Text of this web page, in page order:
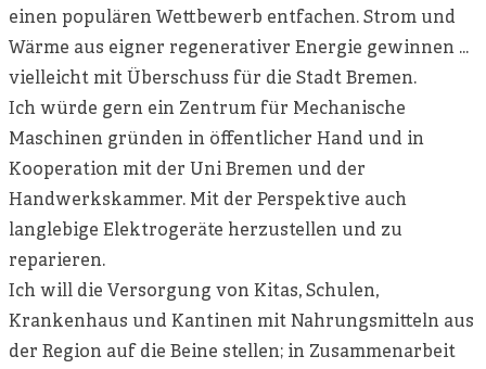
einen populären Wettbewerb entfachen. Strom und
Wärme aus eigner regenerativer Energie gewinnen …
vielleicht mit Überschuss für die Stadt Bremen.
Ich würde gern ein Zentrum für Mechanische
Maschinen gründen in öffentlicher Hand und in
Kooperation mit der Uni Bremen und der
Handwerkskammer. Mit der Perspektive auch
langlebige Elektrogeräte herzustellen und zu
reparieren.
Ich will die Versorgung von Kitas, Schulen,
Krankenhaus und Kantinen mit Nahrungsmitteln aus
der Region auf die Beine stellen; in Zusammenarbeit